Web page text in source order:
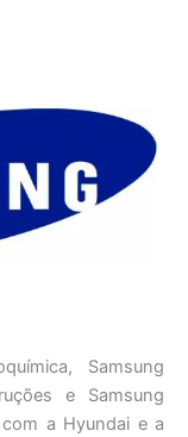
Samsung
e Samsung
a Hyundai e a